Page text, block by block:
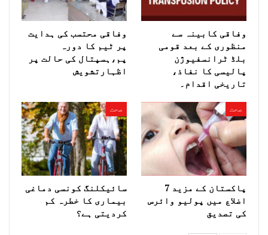
وفاقی کابینہ سے
منظوری کے بعد قومی
بلڈ ٹرانسفیوژن
پالیسی کا نفاذ،
تاریخی اقدام۔
وفاقی محتسب کی ہدایت
پر ٹیم کا دورہ
پم،ہسپتال کی حالت پر
اظہارتشویش
صحت
پاکستان کے مزید 7
اضلاع میں پولیو وائرس
کی تصدیق
صحت
سائیکلنگ کونسی دماغی
بیماری کا خطرہ کم
کردیتی ہے؟